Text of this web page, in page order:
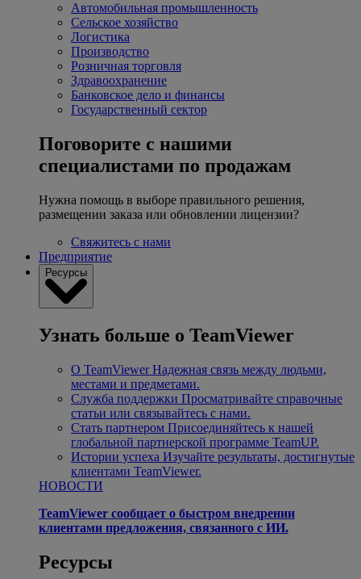
Автомобильная промышленность
Сельское хозяйство
Логистика
Производство
Розничная торговля
Здравоохранение
Банковское дело и финансы
Государственный сектор
Поговорите с нашими
специалистами по продажам
Нужна помощь в выборе правильного решения,
размещении заказа или обновлении лицензии?
Свяжитесь с нами
Предприятие
Ресурсы
Узнать больше о TeamViewer
О TeamViewer Надежная связь между людьми,
местами и предметами.
Служба поддержки Просматривайте справочные
статьи или связывайтесь с нами.
Стать партнером Присоединяйтесь к нашей
глобальной партнерской программе TeamUP.
Истории успеха Изучайте результаты, достигнутые
клиентами TeamViewer.
НОВОСТИ
TeamViewer сообщает о быстром внедрении
клиентами предложения, связанного с ИИ.
Ресурсы